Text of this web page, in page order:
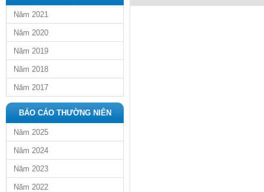
Năm 2021
Năm 2020
Năm 2019
Năm 2018
Năm 2017
BÁO CÁO THƯỜNG NIÊN
Năm 2025
Năm 2024
Năm 2023
Năm 2022